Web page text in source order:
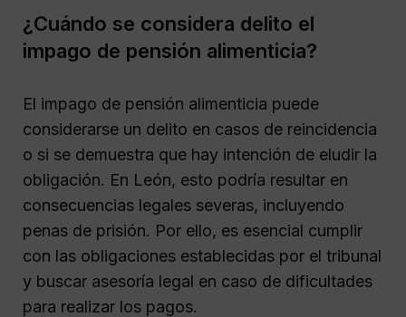
¿Cuándo se considera delito el
impago de pensión alimenticia?
El impago de pensión alimenticia puede
considerarse un delito en casos de reincidencia
o si se demuestra que hay intención de eludir la
obligación. En León, esto podría resultar en
consecuencias legales severas, incluyendo
penas de prisión. Por ello, es esencial cumplir
con las obligaciones establecidas por el tribunal
y buscar asesoría legal en caso de dificultades
para realizar los pagos.